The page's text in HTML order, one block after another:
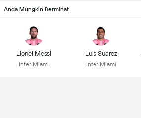
Anda Mungkin Berminat
Lionel Messi
Inter Miami
Luis Suarez
Inter Miami